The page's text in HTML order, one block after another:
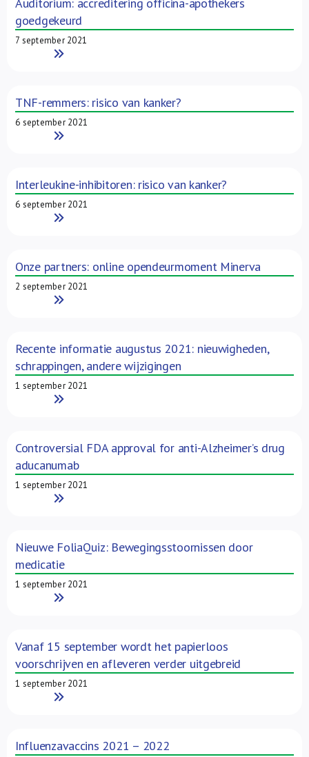
goedgekeurd
7 september 2021
Read More
TNF-remmers: risico van kanker?
6 september 2021
Read More
Interleukine-inhibitoren: risico van kanker?
6 september 2021
Read More
Onze partners: online opendeurmoment Minerva
2 september 2021
Read More
Recente informatie augustus 2021: nieuwigheden,
schrappingen, andere wijzigingen
1 september 2021
Read More
Controversial FDA approval for anti-Alzheimer’s drug
aducanumab
1 september 2021
Read More
Nieuwe FoliaQuiz: Bewegingsstoornissen door
medicatie
1 september 2021
Read More
Vanaf 15 september wordt het papierloos
voorschrijven en afleveren verder uitgebreid
1 september 2021
Read More
Influenzavaccins 2021 – 2022